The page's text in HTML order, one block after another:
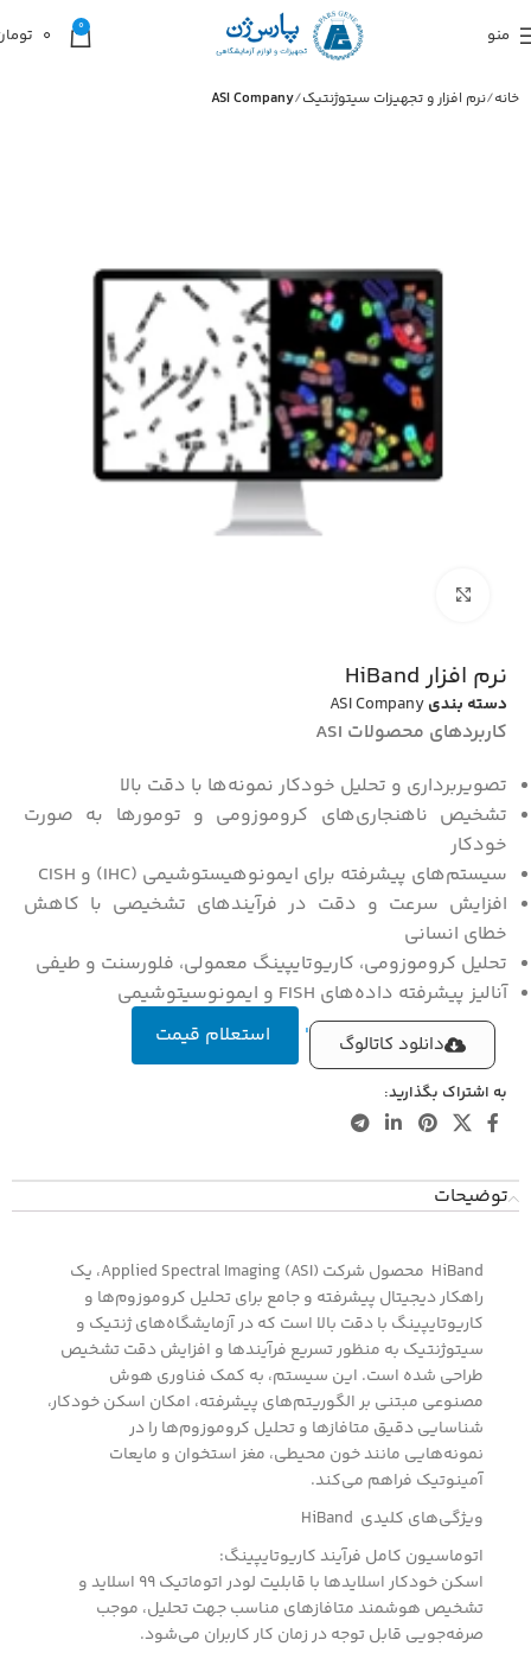
منو 0
0
خانه نرم افزار و تجهیزات سیتوژنتیک ASI Company
نرم افزار HiBand
دسته بندیASI Company
کاربردهای محصولات ASI
تصویربرداری و تحلیل خودکار نمونه‌ها با دقت بالا
تشخیص ناهنجاری‌های کروموزومی و تومورها به صورت
خودکار
سیستم‌های پیشرفته برای ایمونوهیستوشیمی (IHC) و CISH
افزایش سرعت و دقت در فرآیندهای تشخیصی با کاهش
خطای انسانی
تحلیل کروموزومی، کاریوتایپینگ معمولی، فلورسنت و طیفی
آنالیز پیشرفته داده‌های FISH و ایمونوسیتوشیمی
دانلود کاتالوگ ' استعلام قیمت
به اشتراک بگذارید:
توضیحات
HiBand محصول شرکت Applied Spectral Imaging (ASI)، یک
راهکار دیجیتال پیشرفته و جامع برای تحلیل کروموزوم‌ها و
کاریوتایپینگ با دقت بالا است که در آزمایشگاه‌های ژنتیک و
سیتوژنتیک به منظور تسریع فرآیندها و افزایش دقت تشخیص
طراحی شده است. این سیستم، به کمک فناوری هوش
مصنوعی مبتنی بر الگوریتم‌های پیشرفته، امکان اسکن خودکار،
شناسایی دقیق متافازها و تحلیل کروموزوم‌ها را در
نمونه‌هایی مانند خون محیطی، مغز استخوان و مایعات
آمینوتیک فراهم می‌کند.
ویژگی‌های کلیدی HiBand
اتوماسیون کامل فرآیند کاریوتایپینگ:
اسکن خودکار اسلایدها با قابلیت لودر اتوماتیک ۹۹ اسلاید و
تشخیص هوشمند متافازهای مناسب جهت تحلیل، موجب
صرفه‌جویی قابل توجه در زمان کار کاربران می‌شود.